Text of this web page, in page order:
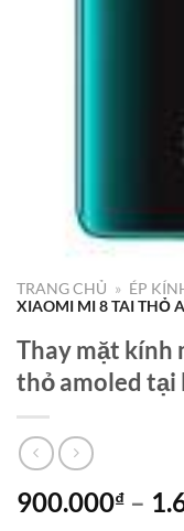
TRANG CHỦ » ÉP
XIAOMI MI 8 TAI THỎ
Thay mặt kính
thỏ amoled tại
900.000₫ –